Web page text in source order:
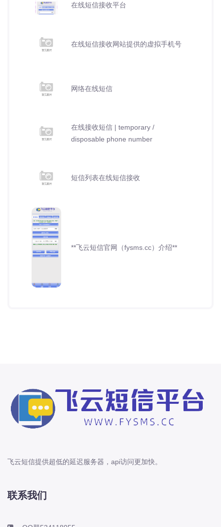
在线短信接收平台
在线短信接收网站提供的虚拟手机号
网络在线短信
在线接收短信 | temporary /
disposable phone number
短信列表在线短信接收
**飞云短信官网（fysms.cc）介绍**
飞云短信提供超低的延迟服务器，api访问更加快。
联系我们